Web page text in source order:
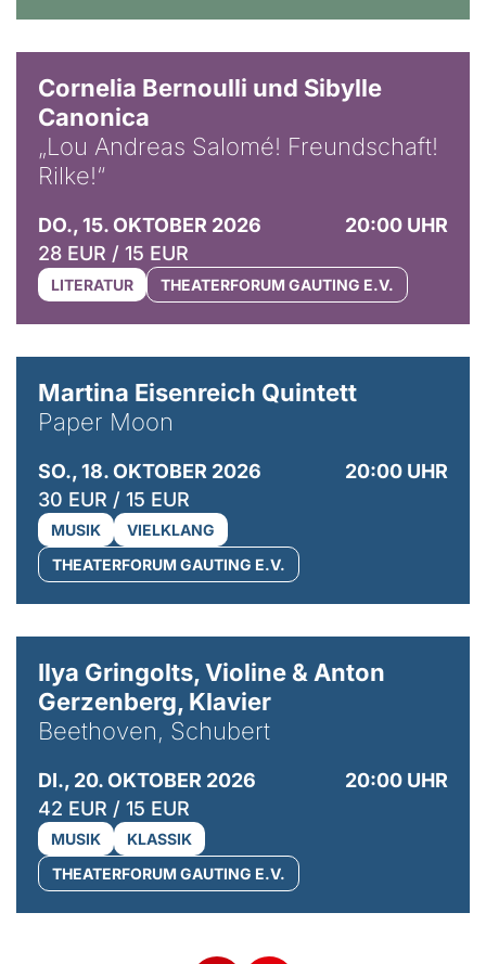
Cornelia Bernoulli und Sibylle
Canonica
„Lou Andreas Salomé! Freundschaft!
Rilke!“
DO., 15. OKTOBER 2026
20:00 UHR
28 EUR / 15 EUR
LITERATUR THEATERFORUM GAUTING E.V.
Martina Eisenreich Quintett
Paper Moon
SO., 18. OKTOBER 2026
20:00 UHR
30 EUR / 15 EUR
MUSIK
VIELKLANG
THEATERFORUM GAUTING E.V.
Ilya Gringolts, Violine & Anton
Gerzenberg, Klavier
Beethoven, Schubert
DI., 20. OKTOBER 2026
20:00 UHR
42 EUR / 15 EUR
MUSIK
KLASSIK
THEATERFORUM GAUTING E.V.